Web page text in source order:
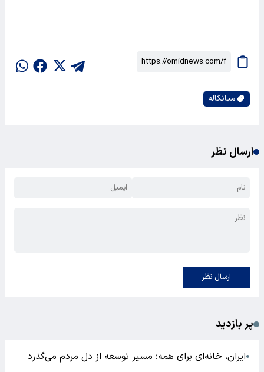
میانکاله
ارسال نظر
ارسال نظر
پر بازدید
●ایران، خانه‌ای برای همه؛ مسیر توسعه از دل مردم می‌گذرد